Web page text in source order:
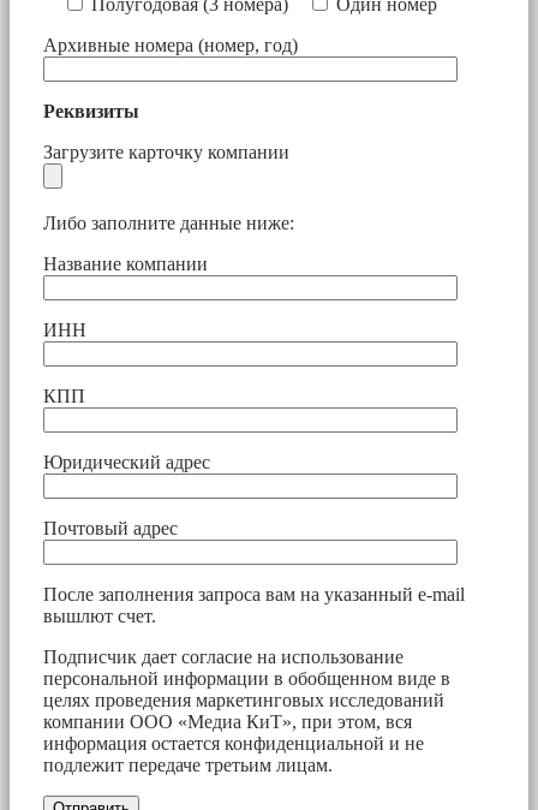
Полугодовая (3 номера)
Один номер
Архивные номера (номер, год)
Реквизиты
Загрузите карточку компании
Либо заполните данные ниже:
Название компании
ИНН
КПП
Юридический адрес
Почтовый адрес
После заполнения запроса вам на указанный e-mail
вышлют счет.
Подписчик дает согласие на использование
персональной информации в обобщенном виде в
целях проведения маркетинговых исследований
компании ООО «Медиа КиТ», при этом, вся
информация остается конфиденциальной и не
подлежит передаче третьим лицам.